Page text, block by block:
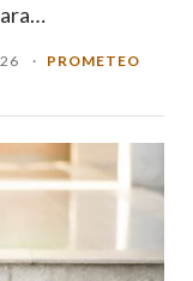
·
PROMETEO